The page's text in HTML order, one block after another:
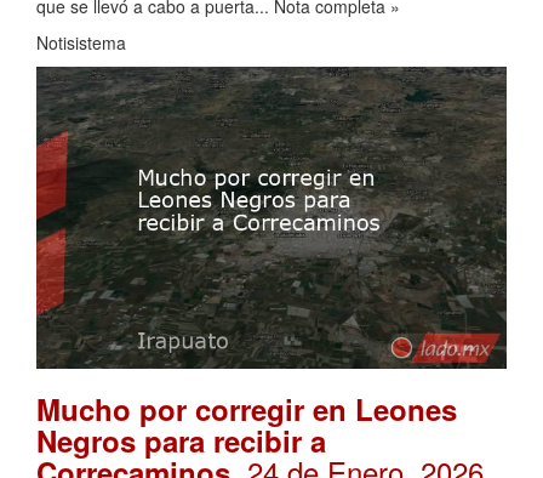
que se llevó a cabo a puerta... Nota completa »
Notisistema
Mucho por corregir en Leones
Negros para recibir a